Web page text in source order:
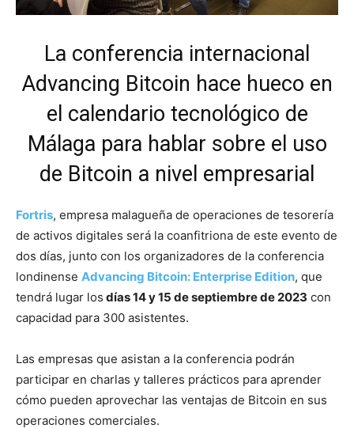
La conferencia internacional
Advancing Bitcoin hace hueco en
el calendario tecnológico de
Málaga para hablar sobre el uso
de Bitcoin a nivel empresarial
Fortris, empresa malagueña de operaciones de tesorería
de activos digitales será la coanfitriona de este evento de
dos días, junto con los organizadores de la conferencia
londinense Advancing Bitcoin: Enterprise Edition, que
tendrá lugar los días 14 y 15 de septiembre de 2023 con
capacidad para 300 asistentes.
Las empresas que asistan a la conferencia podrán
participar en charlas y talleres prácticos para aprender
cómo pueden aprovechar las ventajas de Bitcoin en sus
operaciones comerciales.